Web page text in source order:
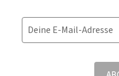
Deine E-Mail-Adresse